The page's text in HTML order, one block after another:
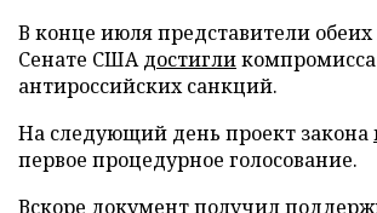
В конце июля представители
Сенате СШАдостигли
антироссийских санкций.
На следующий день проект закона
первое процедурное голосование.
Вскоре документполучил